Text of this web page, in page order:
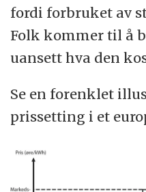
fordi forbruket av
Folk kommer til å
uansett hva den
Se en forenklet
prissetting i et